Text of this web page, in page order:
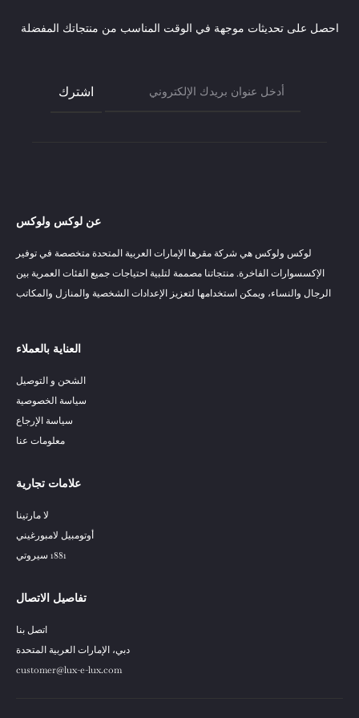
احصل على تحديثات موجهة في الوقت المناسب من منتجاتك المفضلة
عن لوكس ولوكس
لوكس ولوكس هي شركة مقرها الإمارات العربية المتحدة متخصصة في توفير
الإكسسوارات الفاخرة. منتجاتنا مصممة لتلبية احتياجات جميع الفئات العمرية بين
الرجال والنساء، ويمكن استخدامها لتعزيز الإعدادات الشخصية والمنازل والمكاتب
العناية بالعملاء
الشحن و التوصيل
سياسة الخصوصية
سياسة الإرجاع
معلومات عنا
علامات تجارية
لا مارتينا
أوتومبيل لامبورغيني
1881 سيروتي
تفاصيل الاتصال
اتصل بنا
دبي، الإمارات العربية المتحدة
customer@lux-e-lux.com